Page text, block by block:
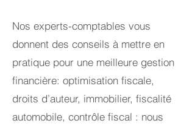
Nos experts-comptables vous
donnent des conseils à mettre en
pratique pour une meilleure gestion
financière: optimisation fiscale,
droits d’auteur, immobilier, fiscalité
automobile, contrôle fiscal : nous